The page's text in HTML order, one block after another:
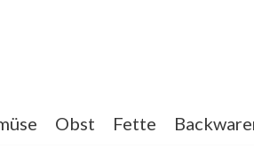
Obst Fette